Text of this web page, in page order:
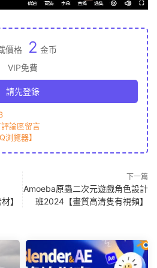
價格 2 金币
VIP免費
請先登錄
論區留言
浏覽器】
】
下一篇
Amoeba原蟲二次元遊戲角色設計
班2024【畫質高清隻有視頻】